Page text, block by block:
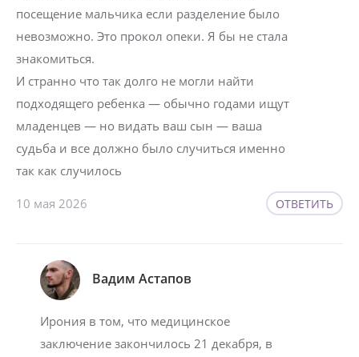
посещение мальчика если разделение было
невозможно. Это прокол опеки. Я бы не стала
знакомиться.
И странно что так долго не могли найти
подходящего ребенка — обычно годами ищут
младенцев — но видать ваш сын — ваша
судьба и все должно было случиться именно
так как случилось
10 мая 2026 ОТВЕТИТЬ
Вадим Астапов
Ирония в том, что медицинское
заключение закончилось 21 декабря, в